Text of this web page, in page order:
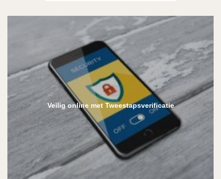
Veilig online met Tweestapsverificatie